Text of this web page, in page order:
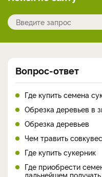
Вопрос-ответ
Где купить семена
Обрезка деревьев в
Обрезка деревьев
Чем травить
Где купить сукерник
Где приобрести
дальнейшем